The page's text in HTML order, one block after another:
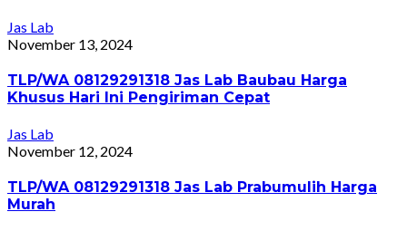
Jas Lab
November 13, 2024
TLP/WA 08129291318 Jas Lab Baubau Harga
Khusus Hari Ini Pengiriman Cepat
Jas Lab
November 12, 2024
TLP/WA 08129291318 Jas Lab Prabumulih Harga
Murah